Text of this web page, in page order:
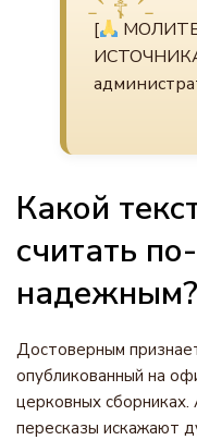
[
Какой
считать
надежным?
Достоверным
опубликованный на
церковных
пересказы искажают